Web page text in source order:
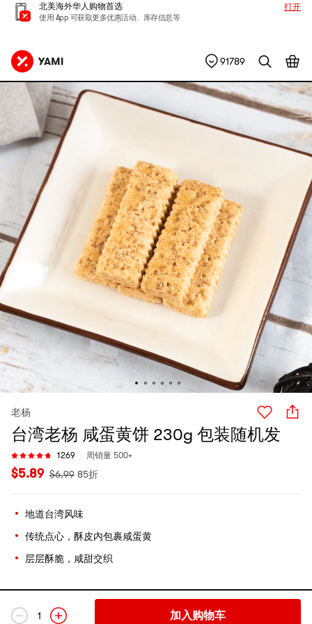
北美海外华人购物首选
使用 App 可获取更多优惠活动、库存信息等
打开
91789
老杨
台湾老杨 咸蛋黄饼 230g 包装随机发
1269 周销量 500+
$5.89 $6.99 85折
地道台湾风味
传统点心，酥皮内包裹咸蛋黄
层层酥脆，咸甜交织
1 加入购物车